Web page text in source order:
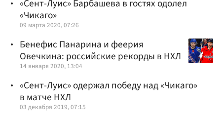
«Сент-Луис» Барбашева в гостях одолел
«Чикаго»
09 марта 2020, 07:26
Бенефис Панарина и феерия
Овечкина: российские рекорды в НХЛ
14 января 2020, 13:04
«Сент-Луис» одержал победу над «Чикаго»
в матче НХЛ
03 декабря 2019, 07:15